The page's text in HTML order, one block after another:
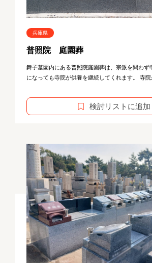
兵庫県
普照院 庭園葬
舞子墓園内にある普照院庭園葬は、宗派を問わず
になっても寺院が供養を継続してくれます。 寺
検討リストに追加